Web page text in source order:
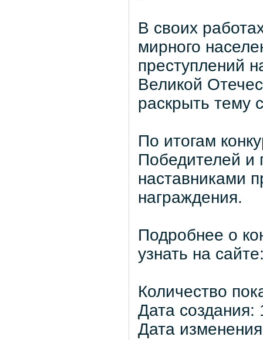
В своих
мирного
преступлений
Великой
раскрыть тему
По итогам
Победителей и
наставниками
награждения.
Подробнее о
узнать на
Количество
Дата
Дата